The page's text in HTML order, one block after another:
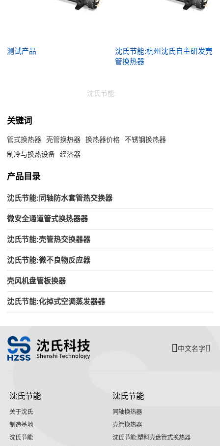
测试产品
沈氏节能:杭州沈氏自主研发壳
管换热器
沈氏节能:
关键词
管式换热器 壳管换热器 换热器价格
不锈钢换热器
制冷与换热设备
经济器
产品目录
沈氏节能:同轴防水套管热交换器
微安全通道管式换热器器
沈氏节能:壳管热交换器器
沈氏节能:微不良物反应器
壳风机盘管板换器
沈氏节能:化掉式空调蒸发器器
中文名字
沈氏节能
关于沈氏
制造基地
沈氏节能
沈氏节能
同轴换热器
壳管换热器
沈氏节能:塑料壳盘管式换热器